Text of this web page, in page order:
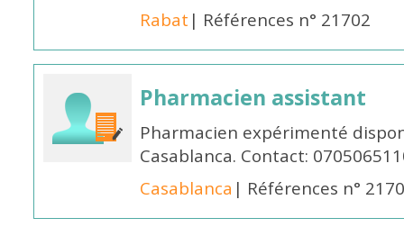
Rabat | Références n° 21702
Pharmacien assistant
Pharmacien expérimenté
Casablanca. Contact:
Casablanca | Références n°